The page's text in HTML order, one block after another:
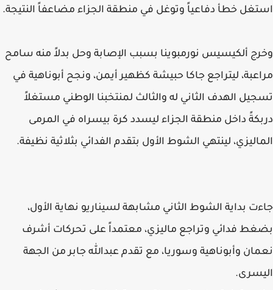
استغل خطأ دفاعياً وتوغل في منطقة الجزاء مضاعفاً النتيجة.
وخرج ألكيسيس نورمبوينا بسبب الإصابة وحل بدلاً منه سامح
مراعبة، ليتراجع جاكا حبيشة كظهير أيمن، ونجح أبوناهية في
تسجيل الهدف الثاني له والثالث لمنتخبنا الوطني مستغلاً
دربكةً داخل منطقة الجزاء ليسدد كرة بيسراه في المرمى
الماليزي، لينتهي الشوط الأول بتقدم الفدائي بثلاثية نظيفة.
جاءت بداية الشوط الثاني مشابهة لسيناريو نهاية الأول،
بضغط فدائي وتراجع ماليزي، معتمداً على تحركات أشرف
نعمان وأبوناهية وسوريا، مع تقدم عبدالله جابر من الجهة
اليسرى.